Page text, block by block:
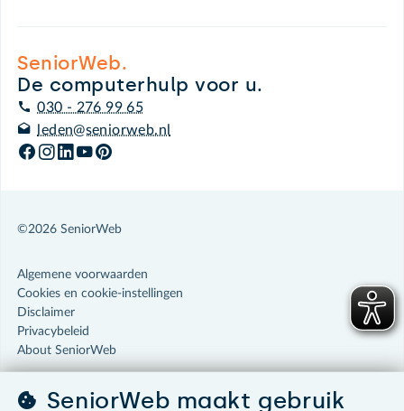
SeniorWeb.
De computerhulp voor u.
030 - 276 99 65
leden@seniorweb.nl
©2026 SeniorWeb
Algemene voorwaarden
Cookies en cookie-instellingen
Disclaimer
Privacybeleid
About SeniorWeb
SeniorWeb maakt gebruik